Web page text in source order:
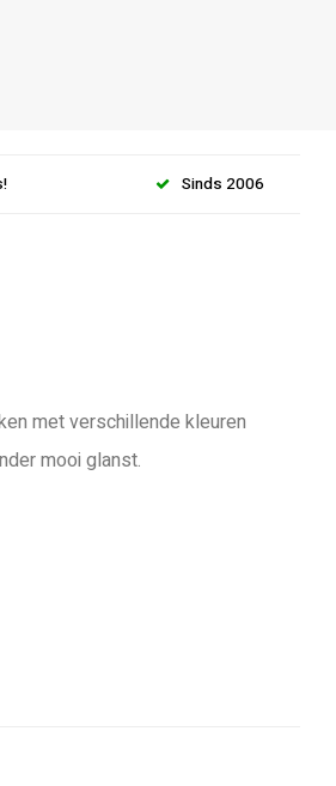
Sinds 2006
met verschillende kleuren
mooi glanst.